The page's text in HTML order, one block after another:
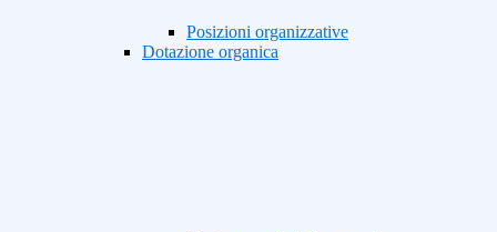
Posizioni organizzative
Dotazione organica